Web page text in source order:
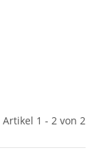
Artikel 1 - 2 von 2